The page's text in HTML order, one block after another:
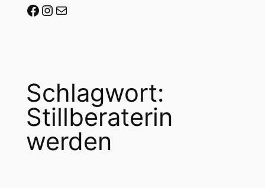
Stillberaterin-werden auf Facebook
Stillberaterin-werden auf Instagram
Mail-Adresse
Schlagwort:
Stillberaterin
werden